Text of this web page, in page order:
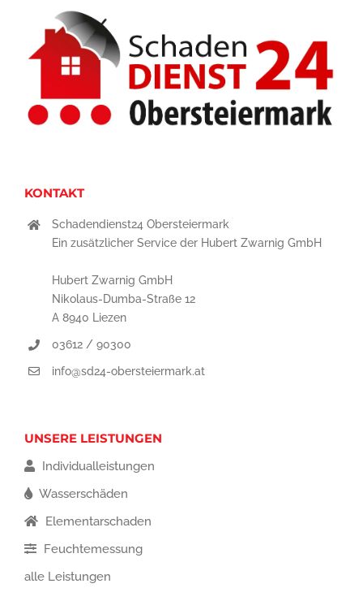
KONTAKT
Schadendienst24 Obersteiermark
Ein zusätzlicher Service der Hubert Zwarnig GmbH
Hubert Zwarnig GmbH
Nikolaus-Dumba-Straße 12
A 8940 Liezen
03612 / 90300
info@sd24-obersteiermark.at
UNSERE LEISTUNGEN
Individualleistungen
Wasserschäden
Elementarschaden
Feuchtemessung
alle Leistungen